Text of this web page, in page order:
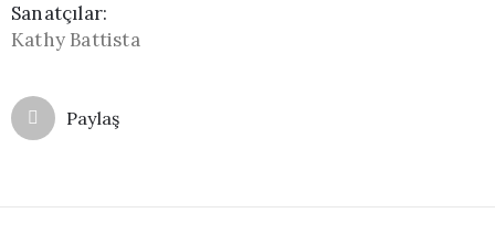
Sanatçılar:
Kathy Battista
Paylaş